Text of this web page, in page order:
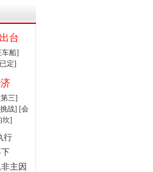
台
车船]
定]
三]
战] [会
坎]
行
主因